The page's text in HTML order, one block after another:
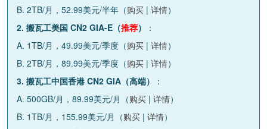
B. 2TB/月，52.99美元/半年（购买 | 详情）
2. 搬瓦工美国 CN2 GIA-E（推荐）
：
A. 1TB/月，49.99美元/季度（购买 | 详情）
B. 2TB/月，89.99美元/季度（购买 | 详情）
3. 搬瓦工中国香港 CN2 GIA（高端）
：
A. 500GB/月，89.99美元/月（购买 | 详情）
B. 1TB/月，155.99美元/月（购买 | 详情）